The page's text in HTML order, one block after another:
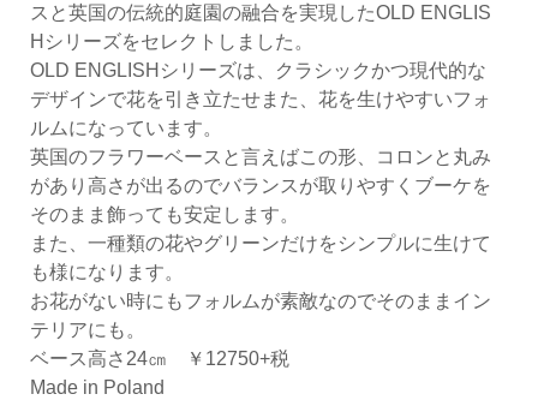
スと英国の伝統的庭園の融合を実現したOLD ENGLIS
Hシリーズをセレクトしました。
OLD ENGLISHシリーズは、クラシックかつ現代的な
デザインで花を引き立たせまた、花を生けやすいフォ
ルムになっています。
英国のフラワーベースと言えばこの形、コロンと丸み
があり高さが出るのでバランスが取りやすくブーケを
そのまま飾っても安定します。
また、一種類の花やグリーンだけをシンプルに生けて
も様になります。
お花がない時にもフォルムが素敵なのでそのままイン
テリアにも。
ベース高さ24㎝ ￥12750+税
Made in Poland